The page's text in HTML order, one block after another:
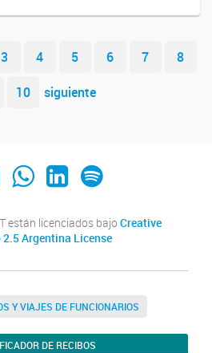
3 4 5 6 7
8
10 siguiente
Whats AppLinkedIn
Spotify
están licenciados bajo Creative
Argentina License
Y VIAJES DE FUNCIONARIOS
DE RECIBOS